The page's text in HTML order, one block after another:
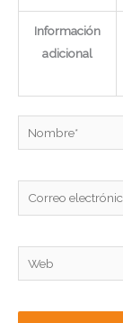
Información
adicional
Nombre*
Correo
electrónico*